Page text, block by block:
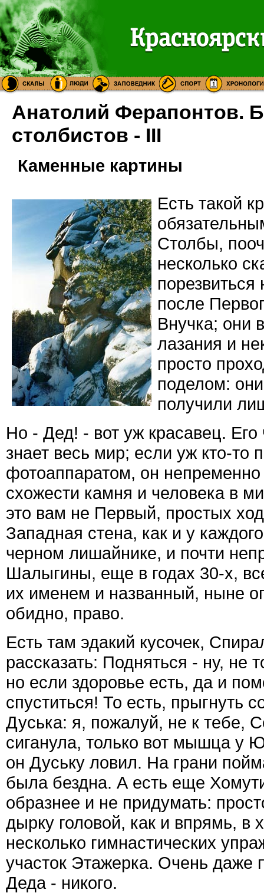
Анатолий Ферапонтов.
столбистов - III
Каменные картины
Есть такой
Столбы,
несколько
после
Внучка; они
лазания и
просто
поделом:
получили
Но - Дед! - вот уж красавец.
знает весь мир; если уж кто-
фотоаппаратом, он непременно
схожести камня и человека в
это вам не Первый, простых
Западная стена, как и у
черном лишайнике, и почти
Шалыгины, еще в годах 30-х,
их именем и названный, ныне
обидно, право.
Есть там эдакий кусочек,
рассказать: Подняться - ну, не
но если здоровье есть, да и
спуститься! То есть, прыгнуть
Дуська: я, пожалуй, не к тебе,
сиганула, только вот мышца у
он Дуську ловил. На грани
была бездна. А есть еще
образнее и не придумать:
дырку головой, как и впрямь, в
несколько гимнастических
участок Этажерка. Очень даже
Деда - никого.